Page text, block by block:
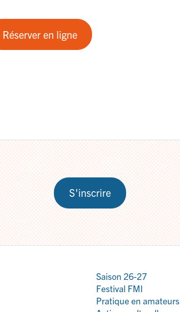
Réserver en ligne
S'inscrire
Saison 26-27
Festival FMI
Pratique en amateurs